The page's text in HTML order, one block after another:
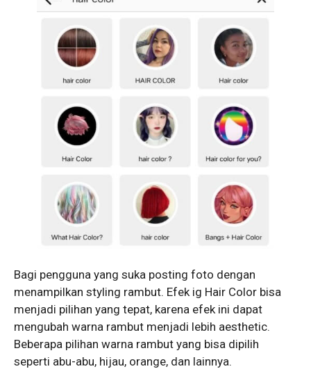
Bagi pengguna yang suka posting foto dengan
menampilkan styling rambut. Efek ig Hair Color bisa
menjadi pilihan yang tepat, karena efek ini dapat
mengubah warna rambut menjadi lebih aesthetic.
Beberapa pilihan warna rambut yang bisa dipilih
seperti abu-abu, hijau, orange, dan lainnya.